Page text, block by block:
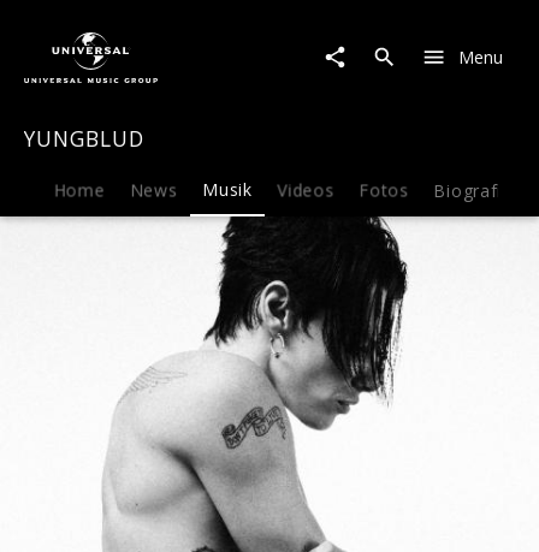
Menu
YUNGBLUD
Home News Musik Videos Fotos Biografie